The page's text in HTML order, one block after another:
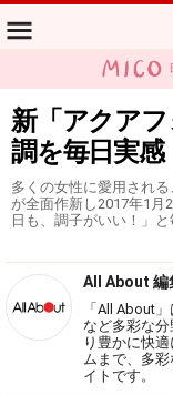
新「アクア
調を毎日実感
多くの女性に愛用され
が全面作新し2017年1月
日も、調子がいい！」
All About 編
「All About
など多彩な
り豊かに快
ムまで、多
イトです。